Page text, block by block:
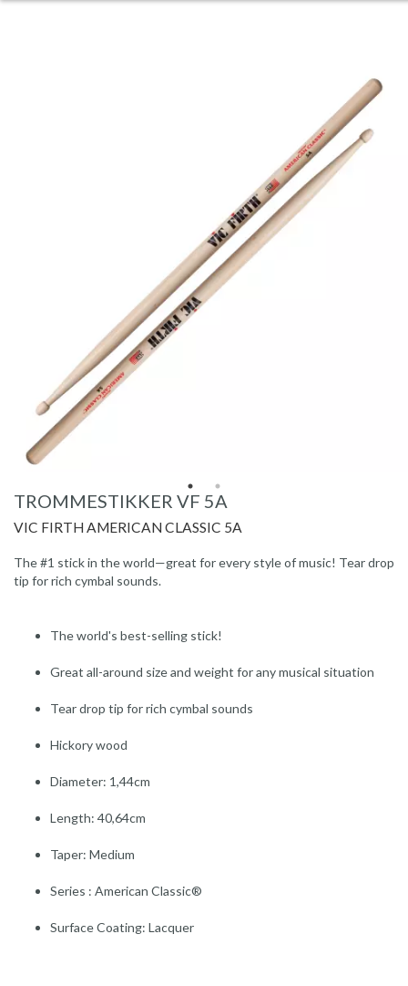
TROMMESTIKKER VF 5A
VIC FIRTH AMERICAN CLASSIC 5A
The #1 stick in the world—great for every style of music! Tear drop
tip for rich cymbal sounds.
The world's best-selling stick!
Great all-around size and weight for any musical situation
Tear drop tip for rich cymbal sounds
Hickory wood
Diameter: 1,44cm
Length: 40,64cm
Taper: Medium
Series : American Classic®
Surface Coating: Lacquer